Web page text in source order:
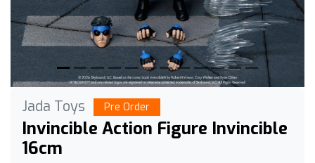
Jada Toys Pre Order
Invincible Action Figure Invincible
16cm